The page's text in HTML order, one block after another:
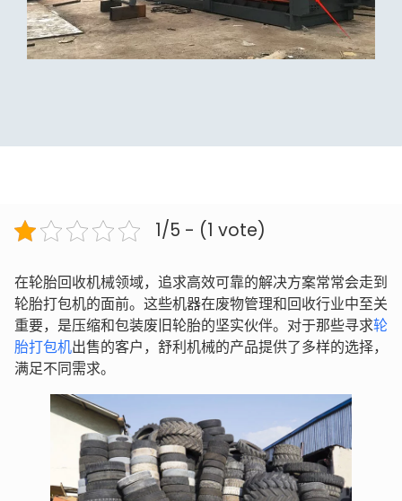
1/5 - (1 vote)
在轮胎回收机械领域，追求高效可靠的解决方案常常会走到
轮胎打包机的面前。这些机器在废物管理和回收行业中至关
重要，是压缩和包装废旧轮胎的坚实伙伴。对于那些寻求轮
胎打包机出售的客户，舒利机械的产品提供了多样的选择，
满足不同需求。